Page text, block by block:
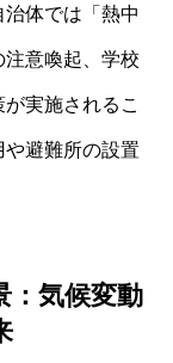
体では「熱中
意喚起、学校
実施されるこ
避難所の設置
：気候変動